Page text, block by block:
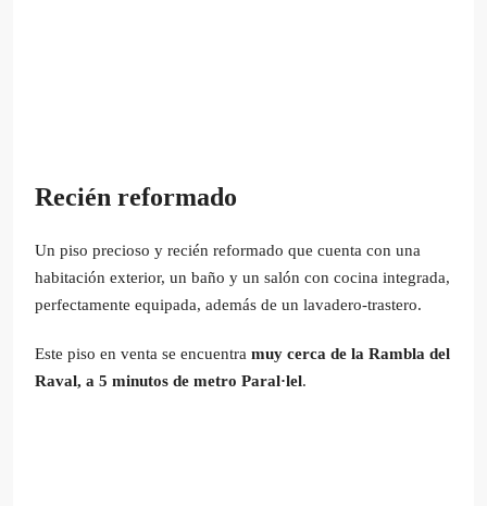
Recién reformado
Un piso precioso y recién reformado que cuenta con una
habitación exterior, un baño y un salón con cocina integrada,
perfectamente equipada, además de un lavadero-trastero.
Este piso en venta se encuentra muy cerca de la Rambla del
Raval, a 5 minutos de metro Paral·lel.